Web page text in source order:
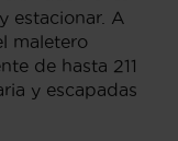
estacionar. A
maletero
de hasta 211
y escapadas